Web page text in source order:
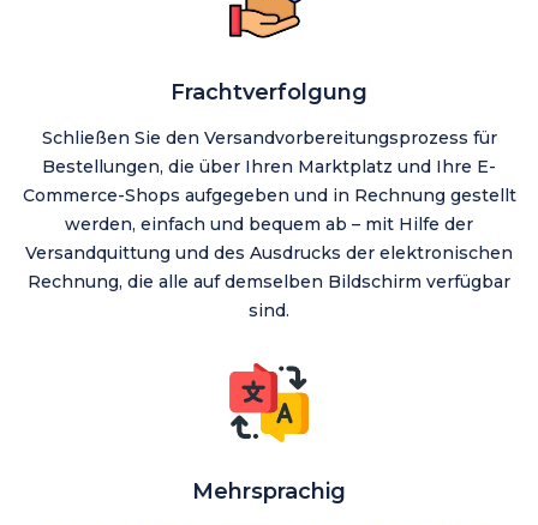
Frachtverfolgung
Schließen Sie den Versandvorbereitungsprozess für
Bestellungen, die über Ihren Marktplatz und Ihre E-
Commerce-Shops aufgegeben und in Rechnung gestellt
werden, einfach und bequem ab – mit Hilfe der
Versandquittung und des Ausdrucks der elektronischen
Rechnung, die alle auf demselben Bildschirm verfügbar
sind.
Mehrsprachig